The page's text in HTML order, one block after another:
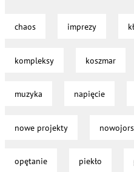
chaos imprezy
kompleksy koszmar
muzyka napięcie
nowe projekty
opętanie piekło